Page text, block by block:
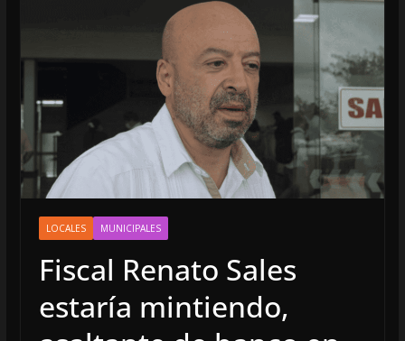
LOCALES MUNICIPALES
Fiscal Renato Sales
estaría mintiendo,